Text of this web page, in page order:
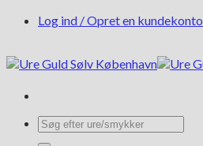
FortsætLog ind / Opret en kundekonto
Søg
efter: